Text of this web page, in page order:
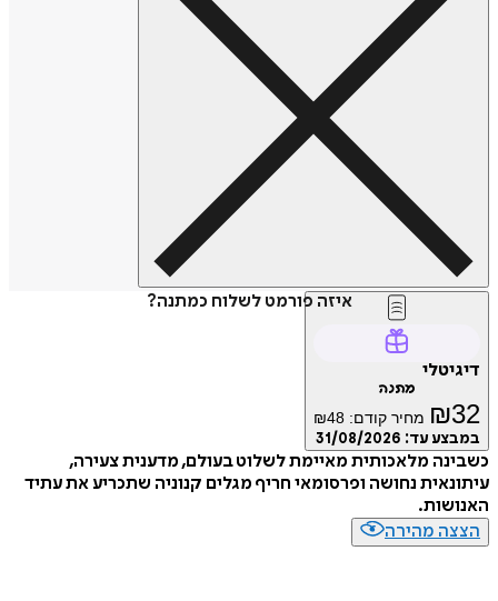
איזה פורמט לשלוח כמתנה?
דיגיטלי
מתנה
₪32 מחיר קודם: ₪48
במבצע עד: 31/08/2026
כשבינה מלאכותית מאיימת לשלוט בעולם, מדענית צעירה,
עיתונאית נחושה ופרסומאי חריף מגלים קנוניה שתכריע את עתיד
האנושות.
הצצה מהירה